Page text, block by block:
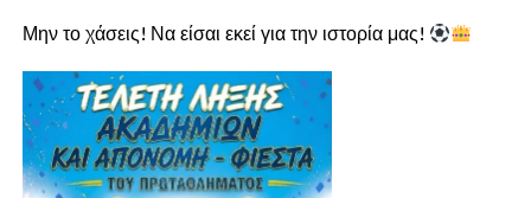
Μην το χάσεις! Να είσαι εκεί για την ιστορία μας!